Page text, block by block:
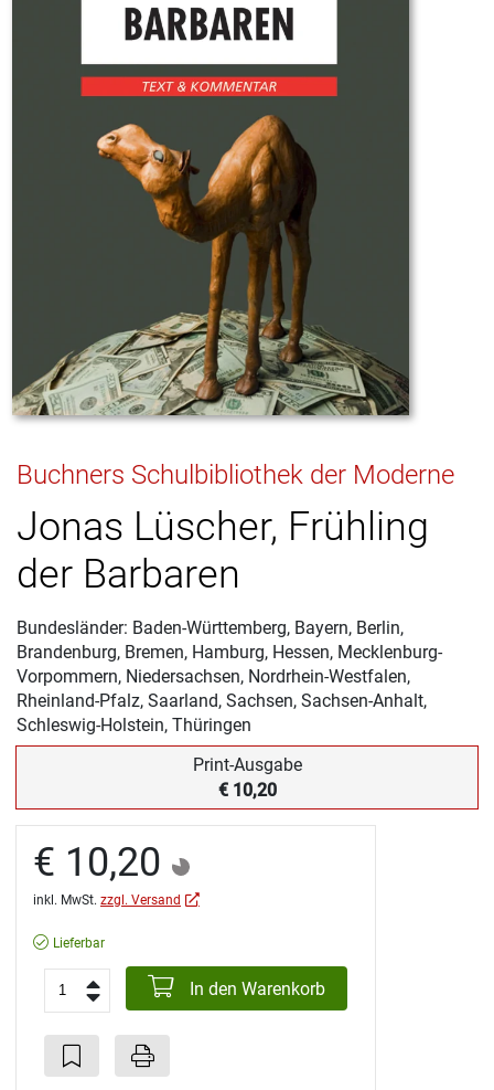
Buchners Schulbibliothek der Moderne
Jonas Lüscher, Frühling
der Barbaren
Bundesländer: Baden-Württemberg, Bayern, Berlin,
Brandenburg, Bremen, Hamburg, Hessen, Mecklenburg-
Vorpommern, Niedersachsen, Nordrhein-Westfalen,
Rheinland-Pfalz, Saarland, Sachsen, Sachsen-Anhalt,
Schleswig-Holstein, Thüringen
Print-Ausgabe
€ 10,20
€ 10,20
inkl. MwSt. zzgl. Versand
Lieferbar
In den Warenkorb